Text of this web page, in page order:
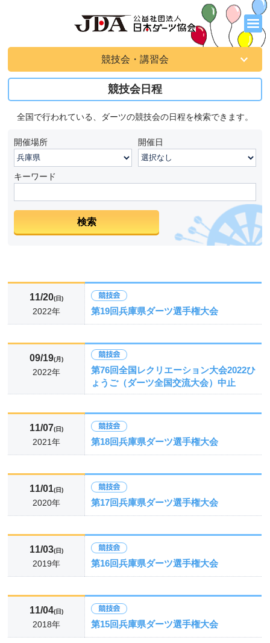
競技会・講習会
競技会日程
全国で行われている、ダーツの競技会の日程を検索できます。
開催場所 開催日
キーワード
11/20(日)
2022年 第19回兵庫県ダーツ選手権大会
09/19(月)
2022年
第76回全国レクリエーション大会2022ひ
ょうご（ダーツ全国交流大会）中止
11/07(日)
2021年 第18回兵庫県ダーツ選手権大会
11/01(日)
2020年 第17回兵庫県ダーツ選手権大会
11/03(日)
2019年 第16回兵庫県ダーツ選手権大会
11/04(日)
2018年 第15回兵庫県ダーツ選手権大会